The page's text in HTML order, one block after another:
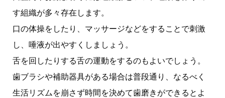
す組織が多々存在します。
口の体操をしたり、マッサージなどをすることで刺激
し、唾液が出やすくしましょう。
舌を回したりする舌の運動をするのもよいでしょう。
歯ブラシや補助器具がある場合は普段通り、なるべく
生活リズムを崩さず時間を決めて歯磨きができるとよ